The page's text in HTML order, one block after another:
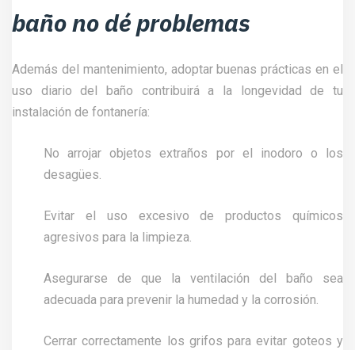
baño no dé problemas
Además del mantenimiento, adoptar buenas prácticas en el
uso diario del baño contribuirá a la longevidad de tu
instalación de fontanería:
No arrojar objetos extraños por el inodoro o los
desagües.
Evitar el uso excesivo de productos químicos
agresivos para la limpieza.
Asegurarse de que la ventilación del baño sea
adecuada para prevenir la humedad y la corrosión.
Cerrar correctamente los grifos para evitar goteos y